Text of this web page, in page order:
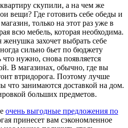
скупили, а на чем же
вещи? Где готовить себе обеды и
только на этот раз уже в
всю мебель, которая необходима.
захочет выбрать себе
сильно бьет по бюджету
нужно, снова появляется
В магазинах, обычно, где вы
втридорога. Поэтому лучше
что занимаются доставкой на дом.
больших предметов.
очень выгодные предложения по
принесет вам сэкономленное